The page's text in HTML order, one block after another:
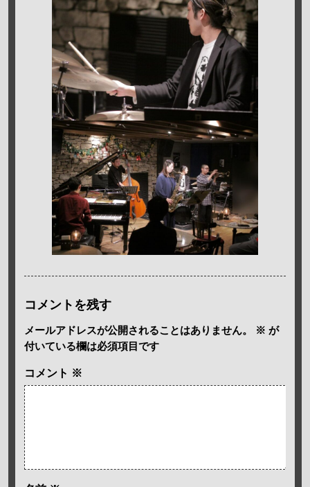
コメントを残す
メールアドレスが公開されることはありません。 ※ が
付いている欄は必須項目です
コメント ※